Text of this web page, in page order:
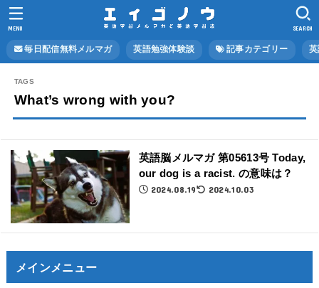
毎日配信無料メルマガ 英語勉強体験談 記事カテゴリー
SEARCH
MENU
What’s wrong with you?
英語脳メルマガ 第05613号 Today,
our dog is a racist. の意味は？
2024.08.19 2024.10.03
メインメニュー